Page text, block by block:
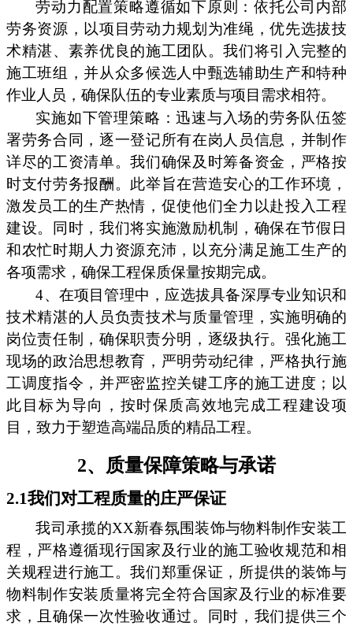
劳动力配置策略遵循如下原则：依托公司内部
劳务资源，以项目劳动力规划为准绳，优先选拔技
术精湛、素养优良的施工团队。我们将引入完整的
施工班组，并从众多候选人中甄选辅助生产和特种
作业人员，确保队伍的专业素质与项目需求相符。
实施如下管理策略：迅速与入场的劳务队伍签
署劳务合同，逐一登记所有在岗人员信息，并制作
详尽的工资清单。我们确保及时筹备资金，严格按
时支付劳务报酬。此举旨在营造安心的工作环境，
激发员工的生产热情，促使他们全力以赴投入工程
建设。同时，我们将实施激励机制，确保在节假日
和农忙时期人力资源充沛，以充分满足施工生产的
各项需求，确保工程保质保量按期完成。
4、在项目管理中，应选拔具备深厚专业知识和
技术精湛的人员负责技术与质量管理，实施明确的
岗位责任制，确保职责分明，逐级执行。强化施工
现场的政治思想教育，严明劳动纪律，严格执行施
工调度指令，并严密监控关键工序的施工进度；以
此目标为导向，按时保质高效地完成工程建设项
目，致力于塑造高端品质的精品工程。
2、质量保障策略与承诺
2.1我们对工程质量的庄严保证
我司承揽的XX新春氛围装饰与物料制作安装工
程，严格遵循现行国家及行业的施工验收规范和相
关规程进行施工。我们郑重保证，所提供的装饰与
物料制作安装质量将完全符合国家及行业的标准要
求，且确保一次性验收通过。同时，我们提供三个